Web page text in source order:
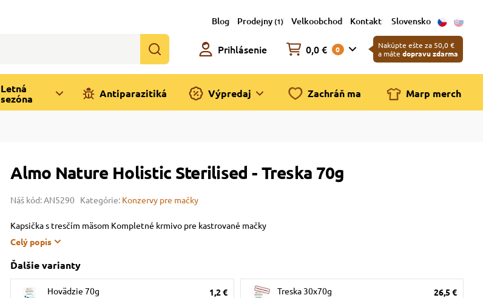
Blog Prodejny (1) Velkoobchod Kontakt Slovensko
Prihlásenie 0,0 € 0
Nakúpte ešte za 50,0 €
a máte dopravu zdarma
Letná
sezóna
Antiparazitiká Výpredaj Zachráň ma Marp merch
Almo Nature Holistic Sterilised - Treska 70g
Náš kód: AN5290 Kategórie: Konzervy pre mačky
Kapsička s tresčím mäsom Kompletné krmivo pre kastrované mačky
Celý popis
Ďalšie varianty
Hovädzie 70g 1,2 € Treska 30x70g 26,5 €